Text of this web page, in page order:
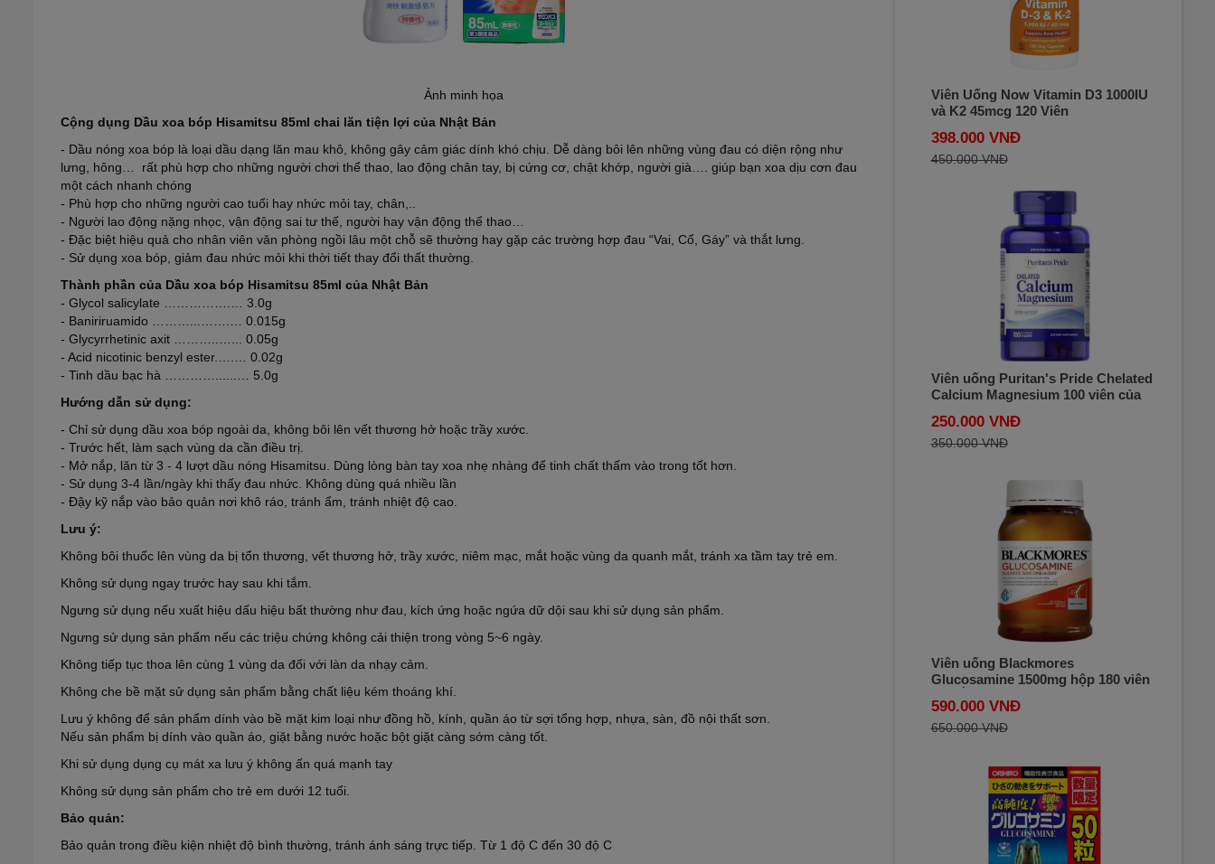
Ảnh minh họa
Cộng dụng Dầu xoa bóp Hisamitsu 85ml chai lăn tiện lợi của Nhật Bản
- Dầu nóng xoa bóp là loại dầu dạng lăn mau khô, không gây cảm giác dính khó chịu. Dễ dàng bôi lên những vùng đau có diện rộng như
lưng, hông… rất phù hợp cho những người chơi thể thao, lao động chân tay, bị cứng cơ, chật khớp, người già…. giúp bạn xoa dịu cơn đau
một cách nhanh chóng
- Phù hợp cho những người cao tuổi hay nhức mỏi tay, chân,..
- Người lao động nặng nhọc, vận động sai tư thế, người hay vận động thể thao…
- Đặc biệt hiệu quả cho nhân viên văn phòng ngồi lâu một chỗ sẽ thường hay gặp các trường hợp đau “Vai, Cổ, Gáy” và thắt lưng.
- Sử dụng xoa bóp, giảm đau nhức mỏi khi thời tiết thay đổi thất thường.
Thành phần của Dầu xoa bóp Hisamitsu 85ml của Nhật Bản
- Glycol salicylate …………….… 3.0g
- Baniriruamido ………...…….… 0.015g
- Glycyrrhetinic axit ………..…... 0.05g
- Acid nicotinic benzyl ester.….… 0.02g
- Tinh dầu bạc hà …………......… 5.0g
Hướng dẫn sử dụng:
- Chỉ sử dụng dầu xoa bóp ngoài da, không bôi lên vết thương hở hoặc trầy xước.
- Trước hết, làm sạch vùng da cần điều trị.
- Mở nắp, lăn từ 3 - 4 lượt dầu nóng Hisamitsu. Dùng lòng bàn tay xoa nhẹ nhàng để tinh chất thấm vào trong tốt hơn.
- Sử dụng 3-4 lần/ngày khi thấy đau nhức. Không dùng quá nhiều lần
- Đậy kỹ nắp vào bảo quản nơi khô ráo, tránh ẩm, tránh nhiệt độ cao.
Lưu ý:
Không bôi thuốc lên vùng da bị tổn thương, vết thương hở, trầy xước, niêm mạc, mắt hoặc vùng da quanh mắt, tránh xa tầm tay trẻ em.
Không sử dụng ngay trước hay sau khi tắm.
Ngưng sử dụng nếu xuất hiệu dấu hiệu bất thường như đau, kích ứng hoặc ngứa dữ dội sau khi sử dụng sản phẩm.
Ngưng sử dụng sản phẩm nếu các triệu chứng không cải thiện trong vòng 5~6 ngày.
Không tiếp tục thoa lên cùng 1 vùng da đối với làn da nhạy cảm.
Không che bề mặt sử dụng sản phẩm bằng chất liệu kém thoáng khí.
Lưu ý không để sản phẩm dính vào bề mặt kim loại như đồng hồ, kính, quần áo từ sợi tổng hợp, nhựa, sàn, đồ nội thất sơn.
Nếu sản phẩm bị dính vào quần áo, giặt bằng nước hoặc bột giặt càng sớm càng tốt.
Khi sử dụng dụng cụ mát xa lưu ý không ấn quá mạnh tay
Không sử dụng sản phẩm cho trẻ em dưới 12 tuổi.
Bảo quản:
Bảo quản trong điều kiện nhiệt độ bình thường, tránh ánh sáng trực tiếp. Từ 1 độ C đến 30 độ C
Viên Uống Now Vitamin D3 1000IU
và K2 45mcg 120 Viên
398.000 VNĐ
450.000 VNĐ
Viên uống Puritan's Pride Chelated
Calcium Magnesium 100 viên của
250.000 VNĐ
350.000 VNĐ
Viên uống Blackmores
Glucosamine 1500mg hộp 180 viên
590.000 VNĐ
650.000 VNĐ